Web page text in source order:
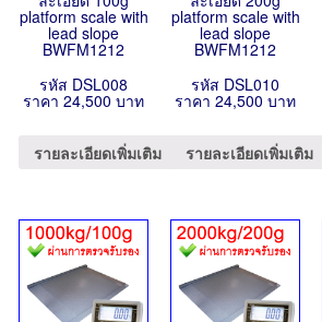
platform scale with
lead slope
BWFM1212
รหัส DSL008
ราคา 24,500 บาท
รายละเอียดเพิ่มเติม
platform scale with
lead slope
BWFM1212
รหัส DSL010
ราคา 24,500 บาท
รายละเอียดเพิ่มเติม